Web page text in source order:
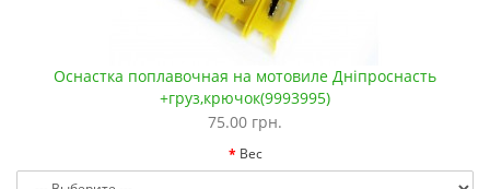
Оснастка поплавочная на мотовиле Дніпроснасть
+груз,крючок(9993995)
75.00 грн.
Вес